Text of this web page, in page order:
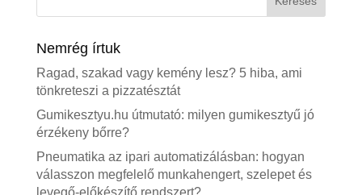
Nemrég írtuk
Ragad, szakad vagy kemény lesz? 5 hiba, ami
tönkreteszi a pizzatésztát
Gumikesztyu.hu útmutató: milyen gumikesztyű jó
érzékeny bőrre?
Pneumatika az ipari automatizálásban: hogyan
válasszon megfelelő munkahengert, szelepet és
levegő-előkészítő rendszert?